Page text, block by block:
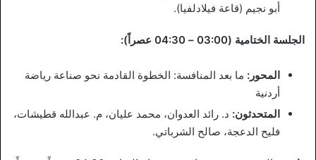
أبو نجيم (قاعة فيلادلفيا).
الجلسة الختامية (03:00 – 04:30 عصراً):
المحور: ما بعد المنافسة: الخطوة القادمة نحو صناعة رياضة
أردنية
المتحدثون: د. رائد العدوان، محمد عليان، م. عبدالله قطيشات،
فليح الدعجة، صالح الشرباتي.